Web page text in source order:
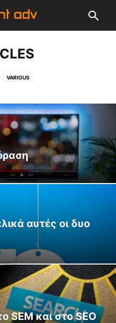
VARIOUS
αυτές οι δυο
SEM και στο SEO